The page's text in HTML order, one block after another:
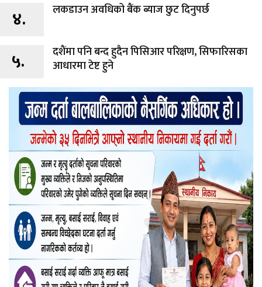
४. लकडाउन अवधिको बैंक ब्याज छुट दिनुपर्छ
५.
दशैंमा पनि बन्द हुदैन पिसिआर परिक्षण, सिफारिसका
आधारमा टेष्ट हुने